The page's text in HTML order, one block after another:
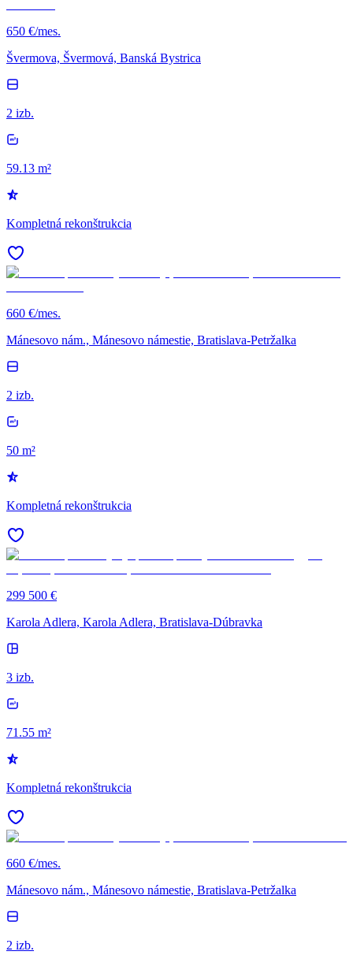
650 €/mes.
Švermova, Švermová, Banská Bystrica
2 izb.
59.13 m²
Kompletná rekonštrukcia
660 €/mes.
Mánesovo nám., Mánesovo námestie, Bratislava-Petržalka
2 izb.
50 m²
Kompletná rekonštrukcia
299 500 €
Karola Adlera, Karola Adlera, Bratislava-Dúbravka
3 izb.
71.55 m²
Kompletná rekonštrukcia
660 €/mes.
Mánesovo nám., Mánesovo námestie, Bratislava-Petržalka
2 izb.